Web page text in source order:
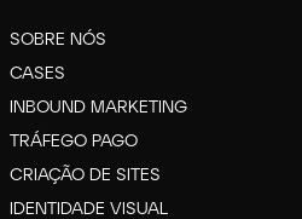
SOBRE NÓS
CASES
INBOUND MARKETING
TRÁFEGO PAGO
CRIAÇÃO DE SITES
IDENTIDADE VISUAL